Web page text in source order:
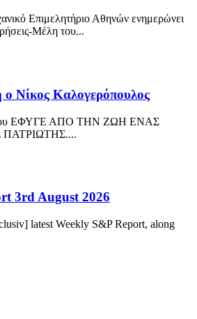
Επιμελητήριο Αθηνών ενημερώνει
Μέλη του...
Νίκος Καλογερόπουλος
ΕΦΥΓΕ ΑΠΟ ΤΗΝ ΖΩΗ ΕΝΑΣ
3rd August 2026
latest Weekly S&P Report, along